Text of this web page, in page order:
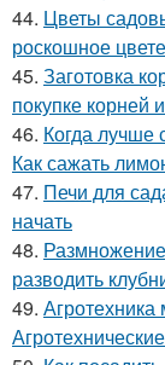
44. Цветы
роскошное
45. Заготовка
покупке корней
46. Когда лучше
Как сажать
47. Печи для
начать
48.
разводить
49. Агротехника